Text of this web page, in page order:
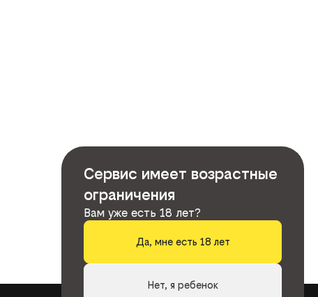
Сервис имеет возрастные
ограничения
Вам уже есть 18 лет?
Да, мне есть 18 лет
Нет, я ребенок